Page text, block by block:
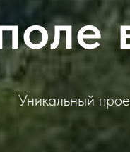
Уникальный